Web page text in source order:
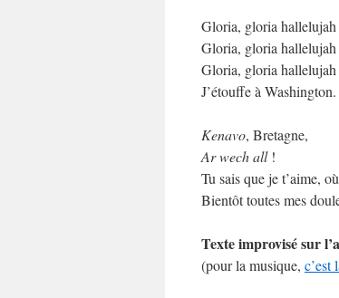
Gloria, gloria hallelujah
Gloria, gloria hallelujah
Gloria, gloria hallelujah
J’étouffe à Washington.
Kenavo, Bretagne,
Ar wech all!
Tu sais que je t’aime,
Bientôt toutes mes
Texte improvisé sur
(pour la musique, c’est